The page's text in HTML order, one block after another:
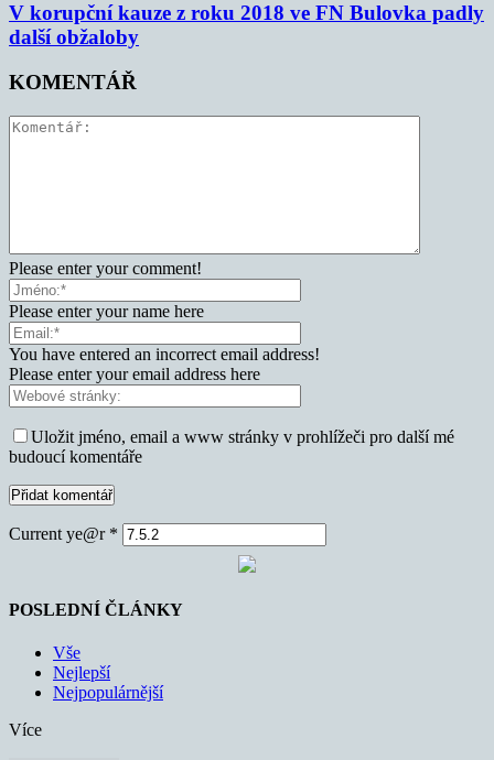
V korupční kauze z roku 2018 ve FN Bulovka padly
další obžaloby
KOMENTÁŘ
Please enter your comment!
Please enter your name here
You have entered an incorrect email address!
Please enter your email address here
Uložit jméno, email a www stránky v prohlížeči pro další mé
budoucí komentáře
Current ye@r *
POSLEDNÍ ČLÁNKY
Vše
Nejlepší
Nejpopulárnější
Více